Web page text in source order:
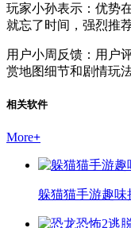
玩家小孙表示：优势
就忘了时间，强烈推
用户小周反馈：用户
赏地图细节和剧情玩
相关软件
More+
躲猫猫手游趣味